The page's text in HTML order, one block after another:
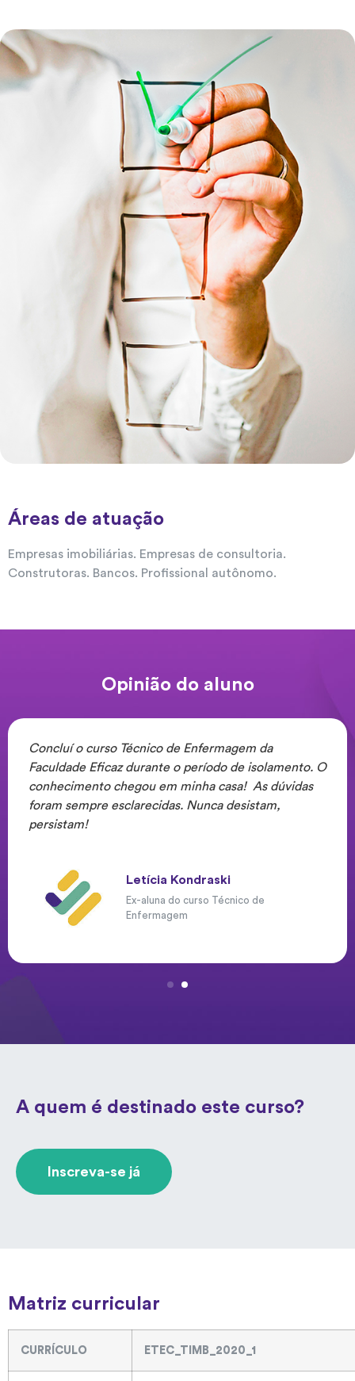
Áreas de atuação
Empresas imobiliárias. Empresas de consultoria.
Construtoras. Bancos. Profissional autônomo.
Opinião do aluno
Concluí o curso Técnico de Enfermagem da
Faculdade Eficaz durante o período de isolamento. O
conhecimento chegou em minha casa! As dúvidas
foram sempre esclarecidas. Nunca desistam,
persistam!
Letícia Kondraski
Ex-aluna do curso Técnico de
Enfermagem
A quem é destinado este curso?
Inscreva-se já
Matriz curricular
CURRÍCULO ETEC_TIMB_2020_1